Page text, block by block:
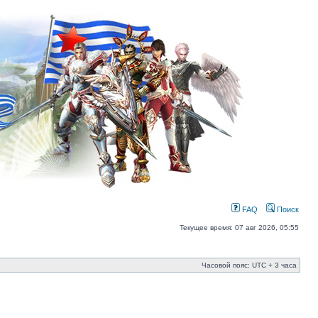
FAQ Поиск
Текущее время: 07 авг 2026, 05:55
Часовой пояс: UTC + 3 часа